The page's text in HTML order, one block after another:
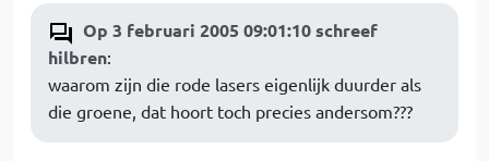
Op 3 februari 2005 09:01:10 schreef
hilbren:
waarom zijn die rode lasers eigenlijk duurder als
die groene, dat hoort toch precies andersom???